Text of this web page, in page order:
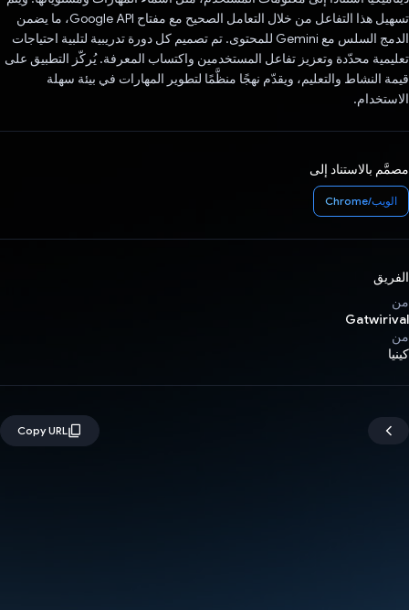
تسهيل هذا التفاعل من خلال التعامل الصحيح مع مفتاح Google API، ما يضمن
الدمج السلس مع Gemini للمحتوى. تم تصميم كل دورة تدريبية لتلبية احتياجات
تعليمية محدّدة وتعزيز تفاعل المستخدمين واكتساب المعرفة. يُركّز التطبيق على
قيمة النشاط والتعليم، ويقدّم نهجًا منظَّمًا لتطوير المهارات في بيئة سهلة
الاستخدام.
مصمَّم بالاستناد إلى
الويب/Chrome
الفريق
من
Gatwirival
من
كينيا